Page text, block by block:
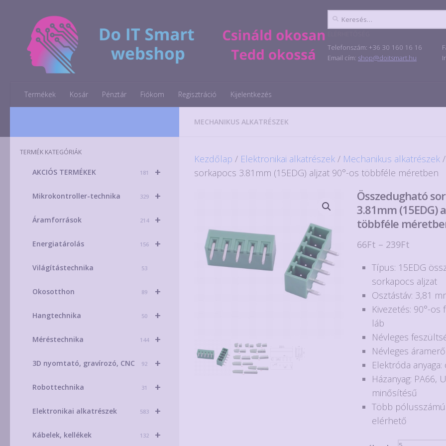
Skip to content Keresés:
Telefonszám: +36 30 160 16 16
Email cím: shop@doitsmart.hu
Termékek Kosár Pénztár Fiókom Regisztráció Kijelentkezés
MECHANIKUS ALKATRÉSZEK
Kezdőlap / Elektronikai alkatrészek / Mechanikus alkatrészek
sorkapocs 3.81mm (15EDG) aljzat 90°-os többféle méretben
Összedugható
3.81mm (15EDG)
többféle
66Ft – 239Ft
-
239Ft
Típus: 15EDG
sorkapocs aljzat
Osztástáv: 3,81
Kivezetés: 90°-
láb
Névleges
Névleges
Elektróda
Házanyag: PA66,
minősítésű
Több
elérhető
TERMÉK KATEGÓRIÁK
+
AKCIÓS TERMÉKEK 181
+
Mikrokontroller-technika 329
+
Áramforrások 214
+
Energiatárolás 156
Világítástechnika 53
+
Okosotthon 89
+
Hangtechnika 50
+
Méréstechnika 144
+
3D nyomtató, gravírozó, CNC 92
+
Robottechnika 31
+
Elektronikai alkatrészek 583
+
Kábelek, kellékek 132